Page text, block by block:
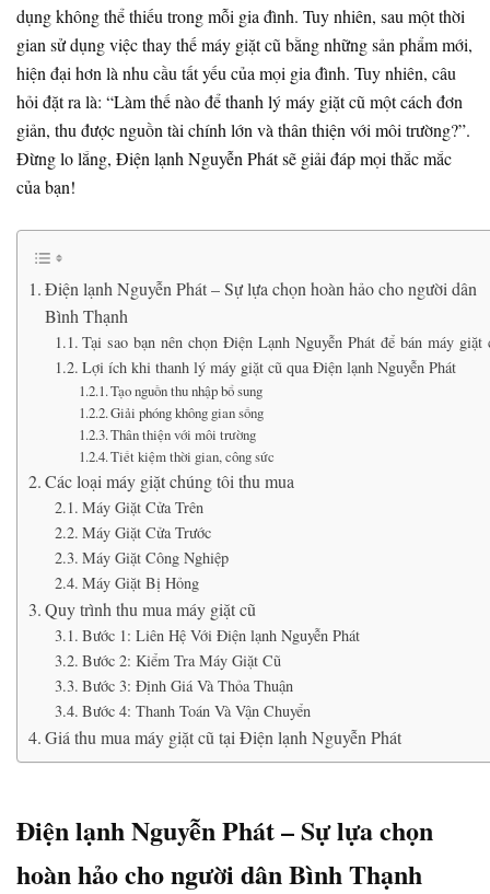
dụng không thể thiếu trong mỗi gia đình. Tuy nhiên, sau một thời
gian sử dụng việc thay thế máy giặt cũ bằng những sản phẩm mới,
hiện đại hơn là nhu cầu tất yếu của mọi gia đình. Tuy nhiên, câu
hỏi đặt ra là: “Làm thế nào để thanh lý máy giặt cũ một cách đơn
giản, thu được nguồn tài chính lớn và thân thiện với môi trường?”.
Đừng lo lắng, Điện lạnh Nguyễn Phát sẽ giải đáp mọi thắc mắc
của bạn!
Điện lạnh Nguyễn Phát – Sự lựa chọn hoàn hảo cho người dân
Bình Thạnh
Tại sao bạn nên chọn Điện Lạnh Nguyễn Phát để bán máy giặt
Lợi ích khi thanh lý máy giặt cũ qua Điện lạnh Nguyễn Phát
Tạo nguồn thu nhập bổ sung
Giải phóng không gian sống
Thân thiện với môi trường
Tiết kiệm thời gian, công sức
Các loại máy giặt chúng tôi thu mua
Máy Giặt Cửa Trên
Máy Giặt Cửa Trước
Máy Giặt Công Nghiệp
Máy Giặt Bị Hỏng
Quy trình thu mua máy giặt cũ
Bước 1: Liên Hệ Với Điện lạnh Nguyễn Phát
Bước 2: Kiểm Tra Máy Giặt Cũ
Bước 3: Định Giá Và Thỏa Thuận
Bước 4: Thanh Toán Và Vận Chuyển
Giá thu mua máy giặt cũ tại Điện lạnh Nguyễn Phát
Điện lạnh Nguyễn Phát – Sự lựa chọn
hoàn hảo cho người dân Bình Thạnh